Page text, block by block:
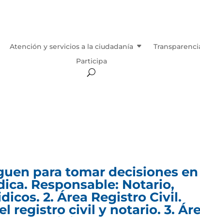
Atención y servicios a la ciudadanía
Participa
para tomar decisiones en
Responsable: Notario,
2. Área Registro Civil.
registro civil y notario. 3.